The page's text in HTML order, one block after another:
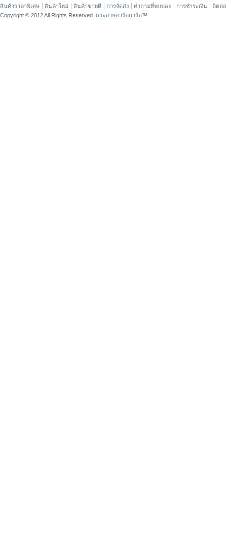
สินค้าราคาพิเศษ สินค้าใหม่ สินค้าขายดี การจัดส่ง คำถามที่พบบ่อย การชำระเงิน
ติดต่อ
Copyright © 2012 All Rights Reserved. กระดาษอาร์ตการ์ด™